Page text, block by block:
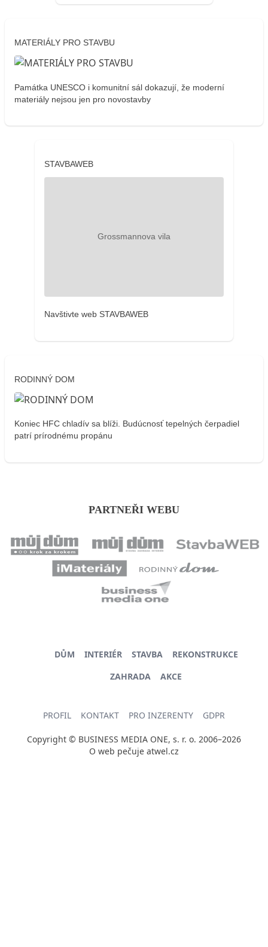
MATERIÁLY PRO STAVBU
Památka UNESCO i komunitní sál dokazují, že moderní
materiály nejsou jen pro novostavby
STAVBAWEB
Navštivte web STAVBAWEB
RODINNÝ DOM
Koniec HFC chladív sa blíži. Budúcnosť tepelných čerpadiel
patrí prírodnému propánu
PARTNEŘI WEBU
DŮM INTERIÉR STAVBA
REKONSTRUKCE
ZAHRADA
AKCE
PROFIL KONTAKT PRO INZERENTY GDPR
Copyright © BUSINESS MEDIA ONE, s. r. o. 2006–2026